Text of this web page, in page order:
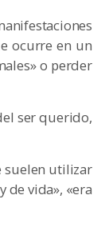
ocurre en un
o perder
ser querido,
suelen utilizar
de vida», «era